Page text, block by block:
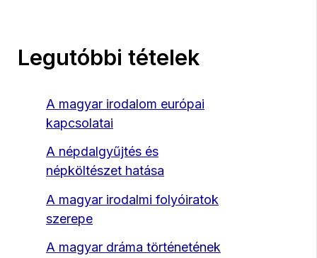
Legutóbbi tételek
A magyar irodalom európai
kapcsolatai
A népdalgyűjtés és
népköltészet hatása
A magyar irodalmi folyóiratok
szerepe
A magyar dráma történetének